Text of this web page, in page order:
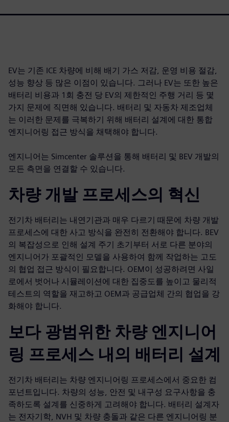
EV는 기존 ICE 차량에 비해 배기 가스 저감, 운영 비용 절감,
성능 향상 등 많은 이점이 있습니다. 그러나 EV는 또한 높은
배터리 비용과 1회 충전 당 EV의 제한적인 주행 거리 등 몇
가지 문제에 직면해 있습니다. 배터리 및 자동차 제조업체
는 이러한 문제를 극복하기 위해 배터리 설계에 대한 통합
엔지니어링 접근 방식을 채택해야 합니다.
엔지니어는 Simcenter 솔루션을 통해 배터리 및 BEV 개발의
모든 측면을 연결할 수 있습니다.
차량 개발 프로세스의 혁신
전기차 배터리는 내연기관과 매우 다르기 때문에 차량 개발
프로세스에 대한 사고 방식을 완전히 전환해야 합니다. BEV
의 복잡성으로 인해 설계 주기 초기부터 서로 다른 분야의
엔지니어가 포괄적인 모델을 사용하여 함께 작업하는 고도
의 협업 접근 방식이 필요합니다. OEM이 성공하려면 사일
로에서 벗어나 시뮬레이션에 대한 집중도를 높이고 물리적
테스트의 역할을 재고하고 OEM과 공급업체 간의 협업을 강
화해야 합니다.
보다 광범위한 차량 엔지니어
링 프로세스 내의 배터리 설계
전기차 배터리는 차량 엔지니어링 프로세스에서 중요한 컴
포넌트입니다. 차량의 성능, 안전 및 내구성 요구사항을 충
족하도록 설계를 신중하게 고려해야 합니다. 배터리 설계자
는 전자기학, NVH 및 차량 충돌과 같은 다른 엔지니어링 분